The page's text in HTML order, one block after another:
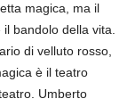
magica, ma il
bandolo della vita.
di velluto rosso,
è il teatro
Umberto